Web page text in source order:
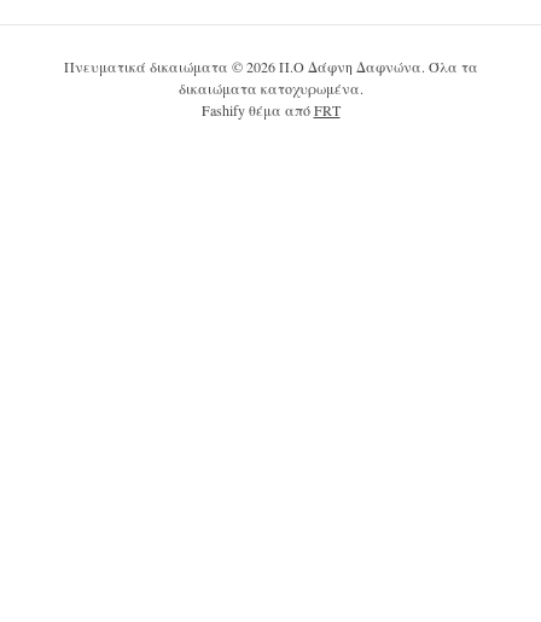
Πνευματικά δικαιώματα © 2026 Π.Ο Δάφνη Δαφνώνα. Όλα τα
δικαιώματα κατοχυρωμένα.
Fashify θέμα απόFRT